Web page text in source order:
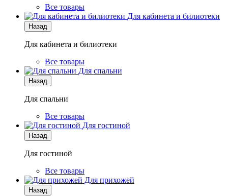
Все товары
Для кабинета и билиотеки
Назад
Для кабинета и билиотеки
Все товары
Для спальни
Назад
Для спальни
Все товары
Для гостиной
Назад
Для гостиной
Все товары
Для прихожей
Назад